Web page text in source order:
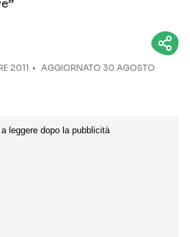
sui social
2011
AGGIORNATO 30 AGOSTO